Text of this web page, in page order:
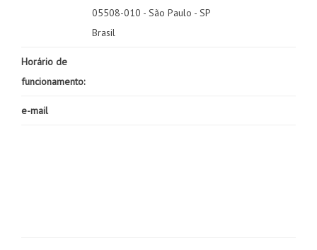
05508-010 - São Paulo - SP
Brasil
Horário de
funcionamento:
e-mail